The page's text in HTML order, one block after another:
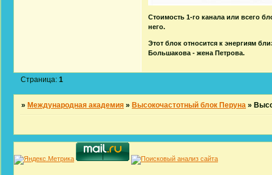
Стоимость 1-го канала или всего
него.
Этот блок относится к энергиям
Большакова - жена Петрова.
Страница:1
» Международная академия » Высокочастотный блок Перуна »